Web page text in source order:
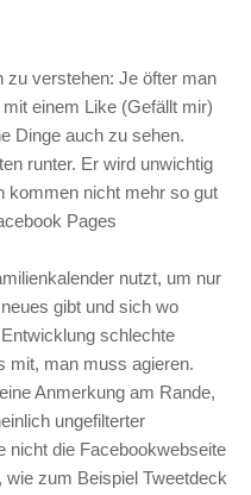
zu verstehen: Je öfter man
einem Like (Gefällt mir)
Dinge auch zu sehen.
runter. Er wird unwichtig
kommen nicht mehr so gut
Pages
nutzt, um nur
gibt und sich wo
schlechte
mit, man muss agieren.
Anmerkung am Rande,
ungefilterter
nicht die Facebookwebseite
zum Beispiel Tweetdeck